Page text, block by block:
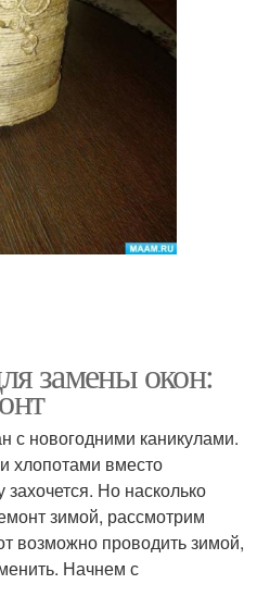
замены окон:
с новогодними каникулами.
хлопотами вместо
Но насколько
зимой, рассмотрим
возможно проводить зимой,
Начнем с